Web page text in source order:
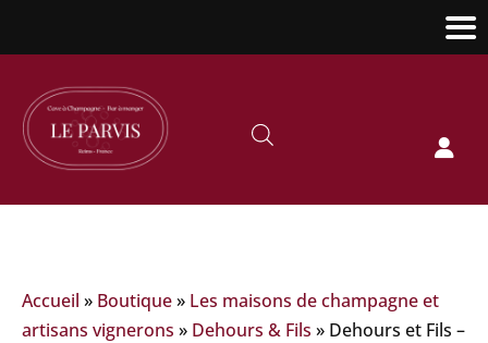

Accueil » Boutique» Les maisons de champagne et
artisans vignerons » Dehours & Fils » Dehours et Fils –